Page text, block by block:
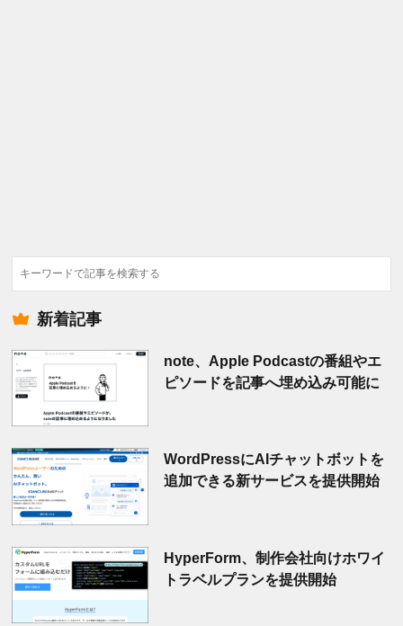
検
索
新着記事
note、Apple Podcastの番組やエ
ピソードを記事へ埋め込み可能に
WordPressにAIチャットボットを
追加できる新サービスを提供開始
HyperForm、制作会社向けホワイ
トラベルプランを提供開始